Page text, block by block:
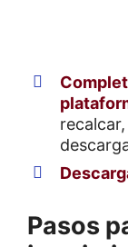
Pasos